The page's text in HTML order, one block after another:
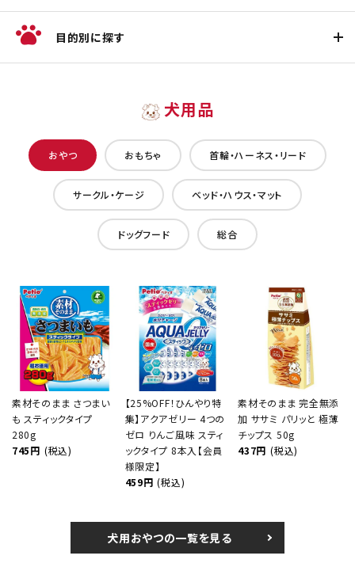
目的別に探す
犬用品
おやつ おもちゃ 首輪・ハーネス・リード
サークル・ケージ ベッド・ハウス・マット
ドッグフード 総合
素材そのまま さつまい
も スティックタイプ
280g
745円 (税込)
【25%OFF！ひんやり特
集】アクアゼリー 4つの
ゼロ りんご風味 スティ
ックタイプ 8本入【会員
様限定】
459円 (税込)
素材そのまま 完全無添
加 ササミ パリッと 極薄
チップス 50g
437円 (税込)
犬用おやつの一覧を見る